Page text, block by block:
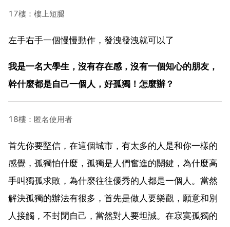
17樓：樓上短腿
左手右手一個慢慢動作，發洩發洩就可以了
我是一名大學生，沒有存在感，沒有一個知心的朋友，
幹什麼都是自己一個人，好孤獨！怎麼辦？
18樓：匿名使用者
首先你要堅信，在這個城市，有太多的人是和你一樣的
感覺，孤獨怕什麼，孤獨是人們奮進的關鍵，為什麼高
手叫獨孤求敗，為什麼往往優秀的人都是一個人。當然
解決孤獨的辦法有很多，首先是做人要樂觀，願意和別
人接觸，不封閉自己，當然對人要坦誠。在寂寞孤獨的